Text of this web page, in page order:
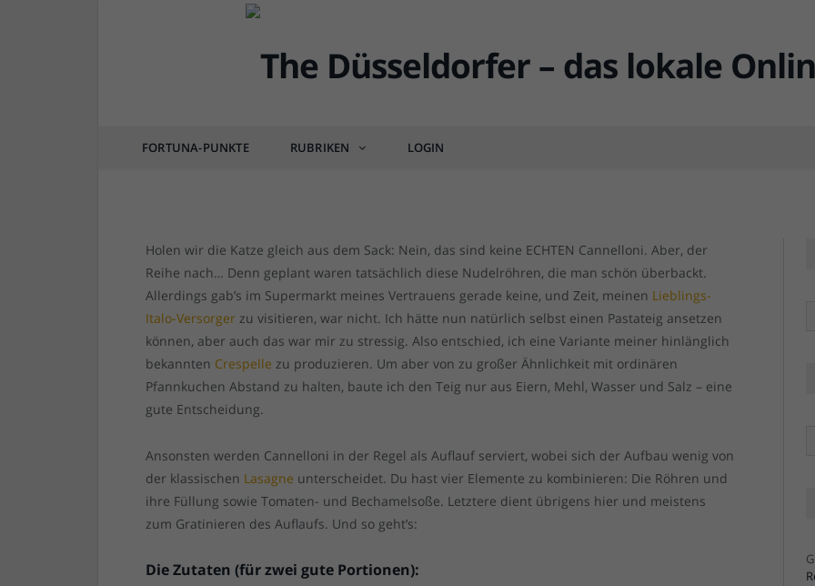
FORTUNA-PUNKTE RUBRIKEN LOGIN
Rezept der Woche: Echte Cannelloni … oder
Holen wir die Katze gleich aus dem Sack: Nein, das sind keine ECHTEN Cannelloni. Aber, der
Reihe nach… Denn geplant waren tatsächlich diese Nudelröhren, die man schön überbackt.
Allerdings gab’s im Supermarkt meines Vertrauens gerade keine, und Zeit, meinen Lieblings-
Italo-Versorger zu visitieren, war nicht. Ich hätte nun natürlich selbst einen Pastateig ansetzen
können, aber auch das war mir zu stressig. Also entschied, ich eine Variante meiner hinlänglich
bekannten Crespelle zu produzieren. Um aber von zu großer Ähnlichkeit mit ordinären
Pfannkuchen Abstand zu halten, baute ich den Teig nur aus Eiern, Mehl, Wasser und Salz – eine
gute Entscheidung.
Ansonsten werden Cannelloni in der Regel als Auflauf serviert, wobei sich der Aufbau wenig von
der klassischen Lasagne unterscheidet. Du hast vier Elemente zu kombinieren: Die Röhren und
ihre Füllung sowie Tomaten- und Bechamelsoße. Letztere dient übrigens hier und meistens
zum Gratinieren des Auflaufs. Und so geht’s:
Die Zutaten (für zwei gute Portionen):